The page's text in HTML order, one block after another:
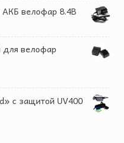
АКБ велофар 8.4В
для велофар
с защитой UV400